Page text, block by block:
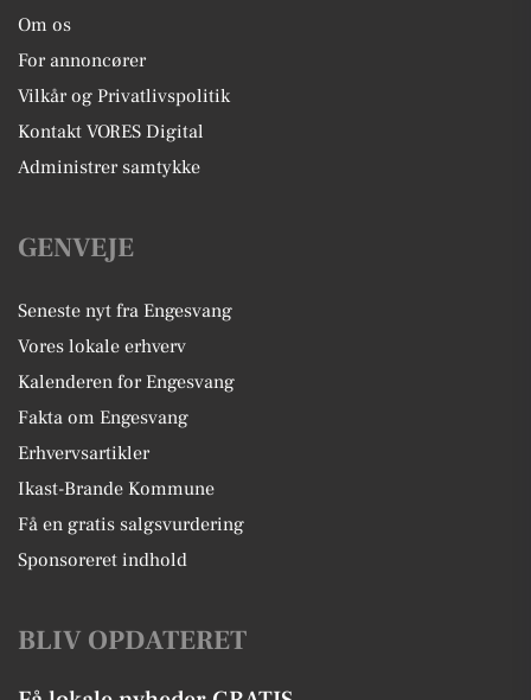
Om os
For annoncører
Vilkår og Privatlivspolitik
Kontakt VORES Digital
Administrer samtykke
GENVEJE
Seneste nyt fra Engesvang
Vores lokale erhverv
Kalenderen for Engesvang
Fakta om Engesvang
Erhvervsartikler
Ikast-Brande Kommune
Få en gratis salgsvurdering
Sponsoreret indhold
BLIV OPDATERET